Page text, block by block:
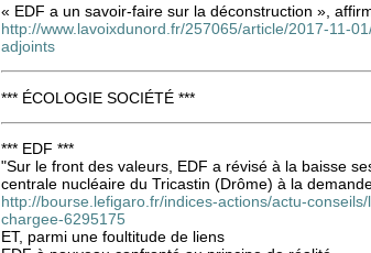
« EDF a un savoir-faire sur la déconstruction »,
http://www.lavoixdunord.fr/257065/article/2017-11-
adjoints
*** ÉCOLOGIE SOCIÉTÉ ***
*** EDF ***
"Sur le front des valeurs, EDF a révisé à la baisse
centrale nucléaire du Tricastin (Drôme) à la
http://bourse.lefigaro.fr/indices-actions/actu-
chargee-6295175
ET, parmi une foultitude de liens